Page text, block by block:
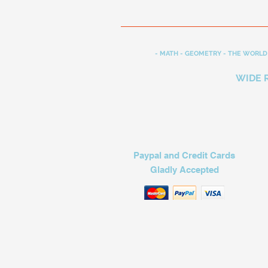
- MATH - GEOMETRY - THE
WIDE
Paypal and Credit Cards
Gladly Accepted